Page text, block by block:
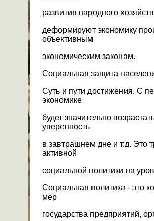
развития народного
деформируют экономику
объективным
экономическим законам.
Социальная защита
Суть и пути достижения. С
экономике
будет значительно
уверенность
в завтрашнем дне и т.д. Это
активной
социальной политики на
Социальная политика - это
мер
государства предприятий,